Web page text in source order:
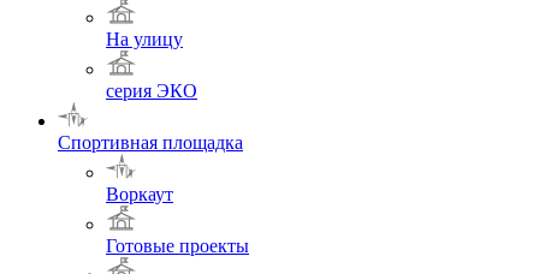
На улицу
серия ЭКО
Спортивная площадка
Воркаут
Готовые проекты